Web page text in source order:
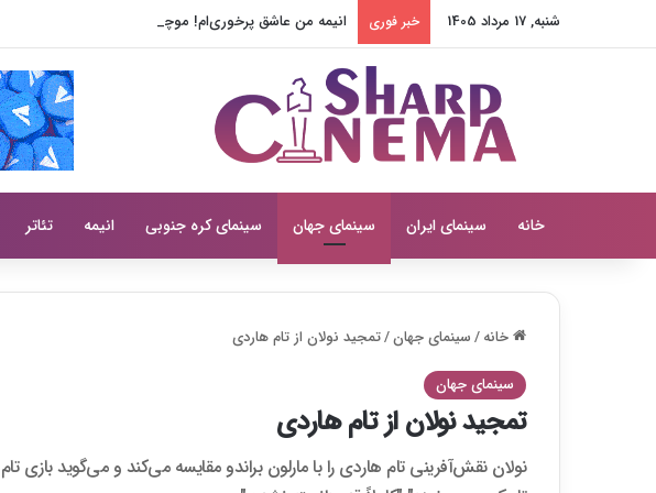
شنبه, 17 مرداد 1405 خبر فوری انیمه من عاشق پرخوری‌ام! موچیزوکی‌سان رسماً معرفی شد
خانه سینمای ایران سینمای جهان سینمای کره جنوبی انیمه تئاتر
خانه/سینمای جهان/تمجید نولان از تام هاردی
سینمای جهان
تمجید نولان از تام هاردی
نولان نقش‌آفرینی تام هاردی را با مارلون براندو مقایسه می‌کند و می‌گوید بازی